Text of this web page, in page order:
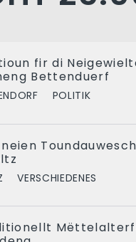
fir di
Bettenduerf
POLITIK
VERSCHIEDENES